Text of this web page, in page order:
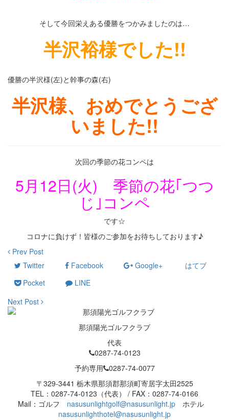
そして今回栄えある優勝をつかみましたのは…
半沢裕様でした!!
優勝の半沢様(左)と幹事の森(右)
半沢様、おめでとうござ
いました!!
次回の季節の花コンペは
5月12日(火) 季節の花｢つつ
じ｣コンペ
です☆
コロナに負けず！皆様のご参加をお待ちしております♪
Prev Post
Twitter
Facebook Google+
はてブ
Pocket
LINE
Next Post
那須陽光ゴルフクラブ
代表
0287-74-0123
予約専用 0287-74-0077
〒329-3441 栃木県那須郡那須町寄居字太田2525
TEL：0287-74-0123（代表） / FAX：0287-74-0166
Mail：ゴルフ nasusunlightgolf@nasusunlight.jp ホテル
nasusunlighthotel@nasusunlight.jp